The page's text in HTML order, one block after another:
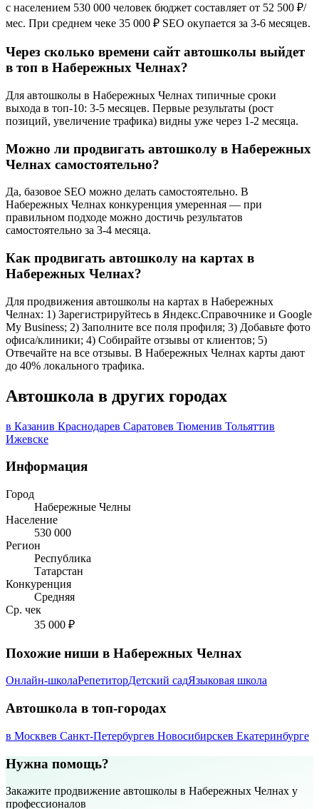
с населением 530 000 человек бюджет составляет от 52 500 ₽/
мес. При среднем чеке 35 000 ₽ SEO окупается за 3-6 месяцев.
Через сколько времени сайт автошколы выйдет
в топ в Набережных Челнах?
Для автошколы в Набережных Челнах типичные сроки
выхода в топ-10: 3-5 месяцев. Первые результаты (рост
позиций, увеличение трафика) видны уже через 1-2 месяца.
Можно ли продвигать автошколу в Набережных
Челнах самостоятельно?
Да, базовое SEO можно делать самостоятельно. В
Набережных Челнах конкуренция умеренная — при
правильном подходе можно достичь результатов
самостоятельно за 3-4 месяца.
Как продвигать автошколу на картах в
Набережных Челнах?
Для продвижения автошколы на картах в Набережных
Челнах: 1) Зарегистрируйтесь в Яндекс.Справочнике и Google
My Business; 2) Заполните все поля профиля; 3) Добавьте фото
офиса/клиники; 4) Собирайте отзывы от клиентов; 5)
Отвечайте на все отзывы. В Набережных Челнах карты дают
до 40% локального трафика.
Автошкола в других городах
в Казанив Краснодарев Саратовев Тюменив Тольяттив
Ижевске
Информация
Город
Набережные Челны
Население
530 000
Регион
Республика
Татарстан
Конкуренция
Средняя
Ср. чек
35 000 ₽
Похожие ниши в Набережных Челнах
Онлайн-школаРепетиторДетский садЯзыковая школа
Автошкола в топ-городах
в Москвев Санкт-Петербургев Новосибирскев Екатеринбурге
Нужна помощь?
Закажите продвижение автошколы в Набережных Челнах у
профессионалов